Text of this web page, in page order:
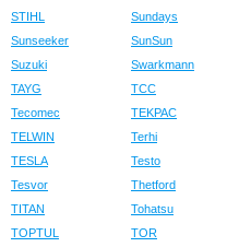
STIHL
Sundays
Sunseeker
SunSun
Suzuki
Swarkmann
TAYG
TCC
Tecomec
TEKPAC
TELWIN
Terhi
TESLA
Testo
Tesvor
Thetford
TITAN
Tohatsu
TOPTUL
TOR